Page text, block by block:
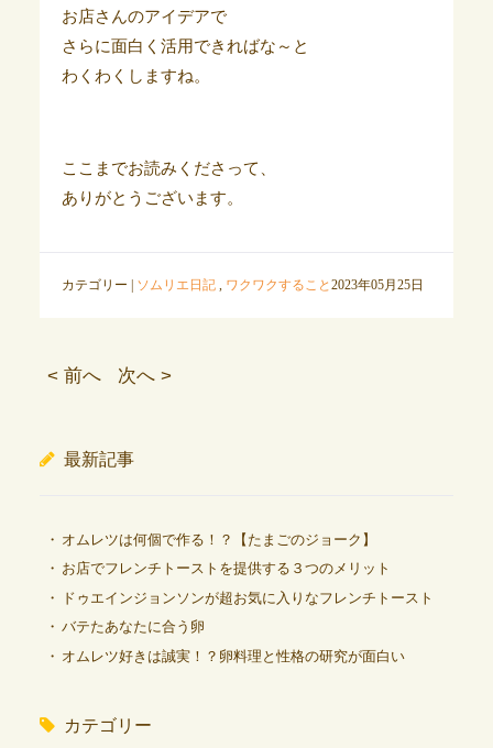
お店さんのアイデアで
さらに面白く活用できればな～と
わくわくしますね。
ここまでお読みくださって、
ありがとうございます。
カテゴリー | ソムリエ日記, ワクワクすること 2023年05月25日
< 前へ 次へ >
最新記事
オムレツは何個で作る！？【たまごのジョーク】
お店でフレンチトーストを提供する３つのメリット
ドゥエインジョンソンが超お気に入りなフレンチトースト
バテたあなたに合う卵
オムレツ好きは誠実！？卵料理と性格の研究が面白い
カテゴリー